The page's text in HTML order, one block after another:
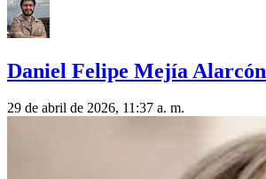
Daniel Felipe Mejía Alarcón
29 de abril de 2026, 11:37 a. m.